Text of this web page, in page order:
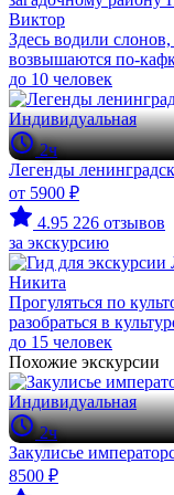
Виктор
Здесь водили
возвышаются по-
до 10 человек
Индивидуальная
2ч
Легенды
от 5900 ₽
4.95 226 отзывов
за экскурсию
Никита
Прогуляться по
разобраться в
до 15 человек
Похожие экскурсии
Индивидуальная
2ч
Закулисье
8500 ₽